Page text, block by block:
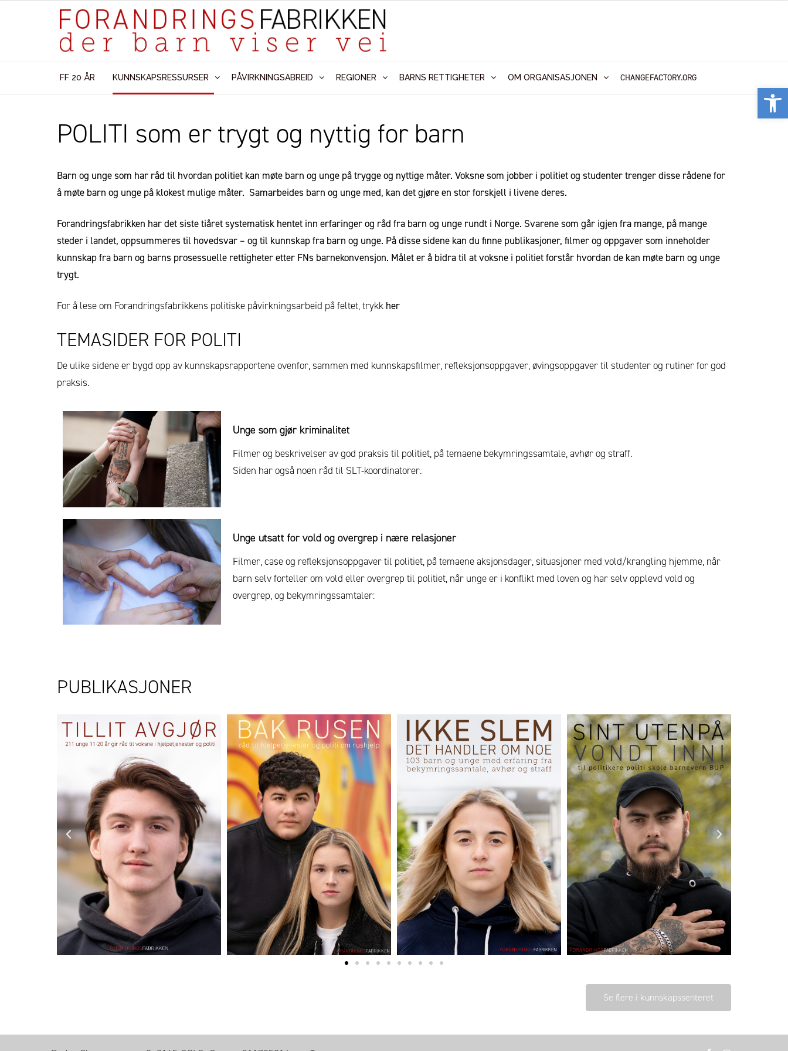
FF 20 ÅR KUNNSKAPSRESSURSER PÅVIRKNINGSABREID REGIONER BARNS RETTIGHETER OM ORGANISASJONEN CHANGEFACTORY.ORG
POLITI som er trygt og nyttig for barn
Barn og unge som har råd til hvordan politiet kan møte barn og unge på trygge og nyttige måter. Voksne som jobber i politiet og studenter trenger disse rådene for
å møte barn og unge på klokest mulige måter. Samarbeides barn og unge med, kan det gjøre en stor forskjell i livene deres.
Forandringsfabrikken har det siste tiåret systematisk hentet inn erfaringer og råd fra barn og unge rundt i Norge. Svarene som går igjen fra mange, på mange
steder i landet, oppsummeres til hovedsvar – og til kunnskap fra barn og unge. På disse sidene kan du finne publikasjoner, filmer og oppgaver som inneholder
kunnskap fra barn og barns prosessuelle rettigheter etter FNs barnekonvensjon. Målet er å bidra til at voksne i politiet forstår hvordan de kan møte barn og unge
trygt.
For å lese om Forandringsfabrikkens politiske påvirkningsarbeid på feltet, trykk her
TEMASIDER FOR POLITI
De ulike sidene er bygd opp av kunnskapsrapportene ovenfor, sammen med kunnskapsfilmer, refleksjonsoppgaver, øvingsoppgaver til studenter og rutiner for god
praksis.
Unge som gjør kriminalitet
Filmer og beskrivelser av god praksis til politiet, på temaene bekymringssamtale, avhør og straff.
Siden har også noen råd til SLT-koordinatorer.
Unge utsatt for vold og overgrep i nære relasjoner
Filmer, case og refleksjonsoppgaver til politiet, på temaene aksjonsdager, situasjoner med vold/krangling hjemme, når
barn selv forteller om vold eller overgrep til politiet, når unge er i konflikt med loven og har selv opplevd vold og
overgrep, og bekymringssamtaler:
PUBLIKASJONER
Se flere i kunnskapssenteret